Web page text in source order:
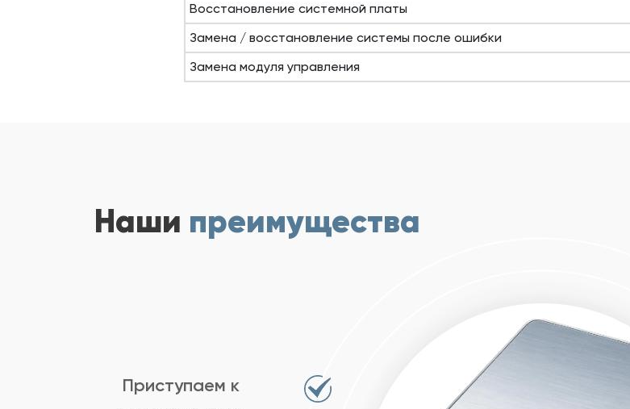
Восстановление системной платы
Замена / восстановление системы после ошибки
Замена модуля управления
Наши преимущества
Приступаем к